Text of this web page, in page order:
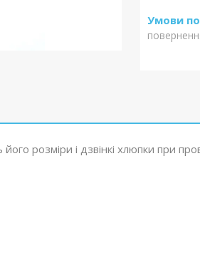
розміри і дзвінкі хлюпки при